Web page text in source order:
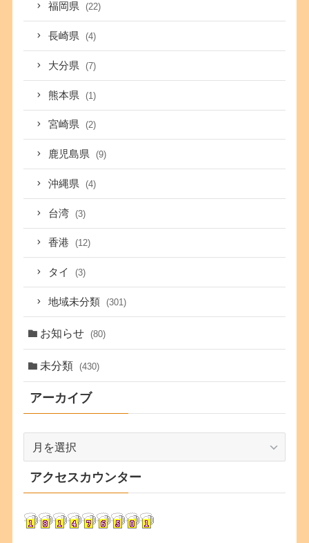
福岡県 (22)
長崎県 (4)
大分県 (7)
熊本県 (1)
宮崎県 (2)
鹿児島県 (9)
沖縄県 (4)
台湾 (3)
香港 (12)
タイ (3)
地域未分類 (301)
お知らせ (80)
未分類 (430)
アーカイブ
カ
イ
アクセスカウンター